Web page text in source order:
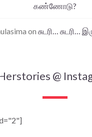
கண்ணோடு?
on சுடரி… சுடரி…
@